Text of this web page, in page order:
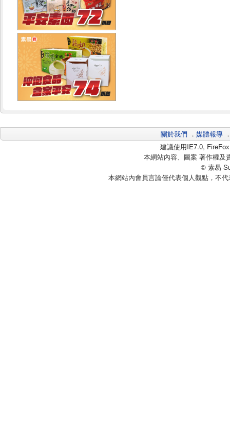
關於我們 ． 媒體報導
建議使用IE7.0,
本網站內容、圖案 著作權及
© 素易
本網站內會員言論僅代表個人觀點，不